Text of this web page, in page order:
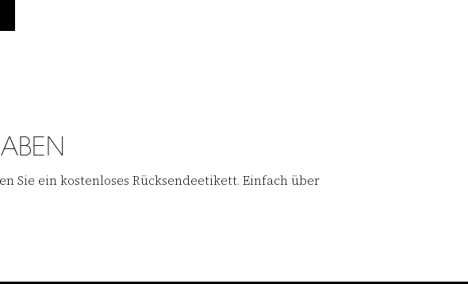
Sie ein kostenloses Rücksendeetikett. Einfach über